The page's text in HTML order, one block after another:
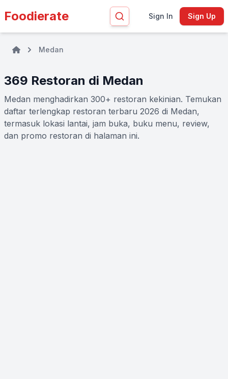
Foodierate Sign In Sign Up
Medan
369 Restoran di Medan
Medan menghadirkan 300+ restoran kekinian. Temukan
daftar terlengkap restoran terbaru 2026 di Medan,
termasuk lokasi lantai, jam buka, buku menu, review,
dan promo restoran di halaman ini.